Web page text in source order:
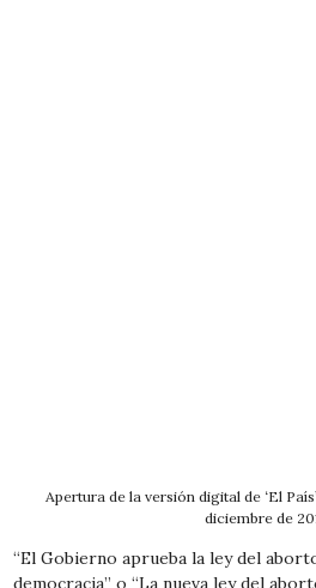
Apertura de la versión digital de ‘El
diciembre de
“El Gobierno aprueba la ley del
democracia” o “La nueva ley del